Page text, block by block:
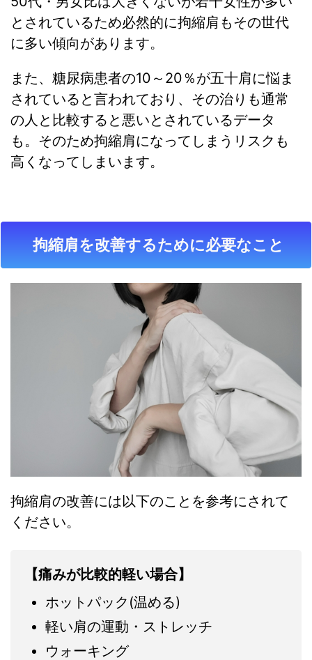
とされているため必然的に拘縮肩もその世代
に多い傾向があります。
また、糖尿病患者の10～20％が五十肩に悩ま
されていると言われており、その治りも通常
の人と比較すると悪いとされているデータ
も。そのため拘縮肩になってしまうリスクも
高くなってしまいます。
拘縮肩を改善するために必要なこと
拘縮肩の改善には以下のことを参考にされて
ください。
【痛みが比較的軽い場合】
ホットパック(温める)
軽い肩の運動・ストレッチ
ウォーキング